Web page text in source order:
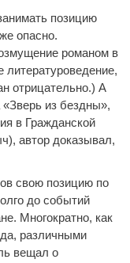
позицию
опасно.
романом в
литературоведение,
отрицательно.) А
«Зверь из бездны»,
в Гражданской
автор доказывал,
свою позицию по
до событий
Многократно, как
различными
вещал о